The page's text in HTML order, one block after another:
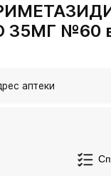
№60 в